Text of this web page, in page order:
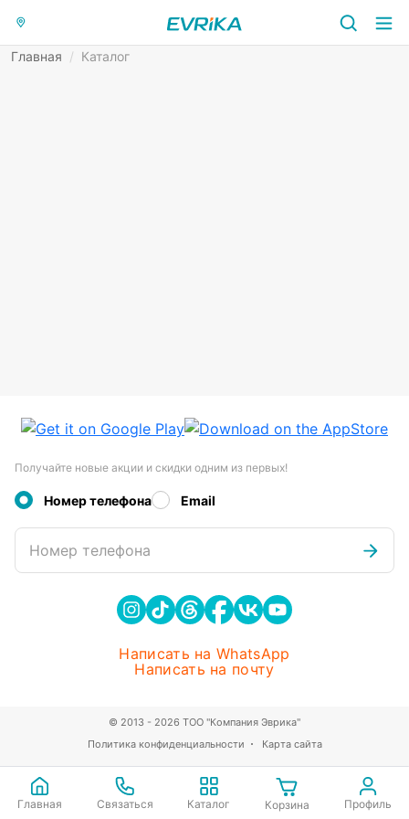
Главная / Каталог
Главная Связаться Каталог Корзина Профиль
Получайте новые акции и скидки одним из первых!
Номер телефона Email
Номер телефона
Написать на WhatsApp
Написать на почту
Политика конфиденциальности Карта сайта
© 2013 - 2026 ТОО "Компания Эврика"